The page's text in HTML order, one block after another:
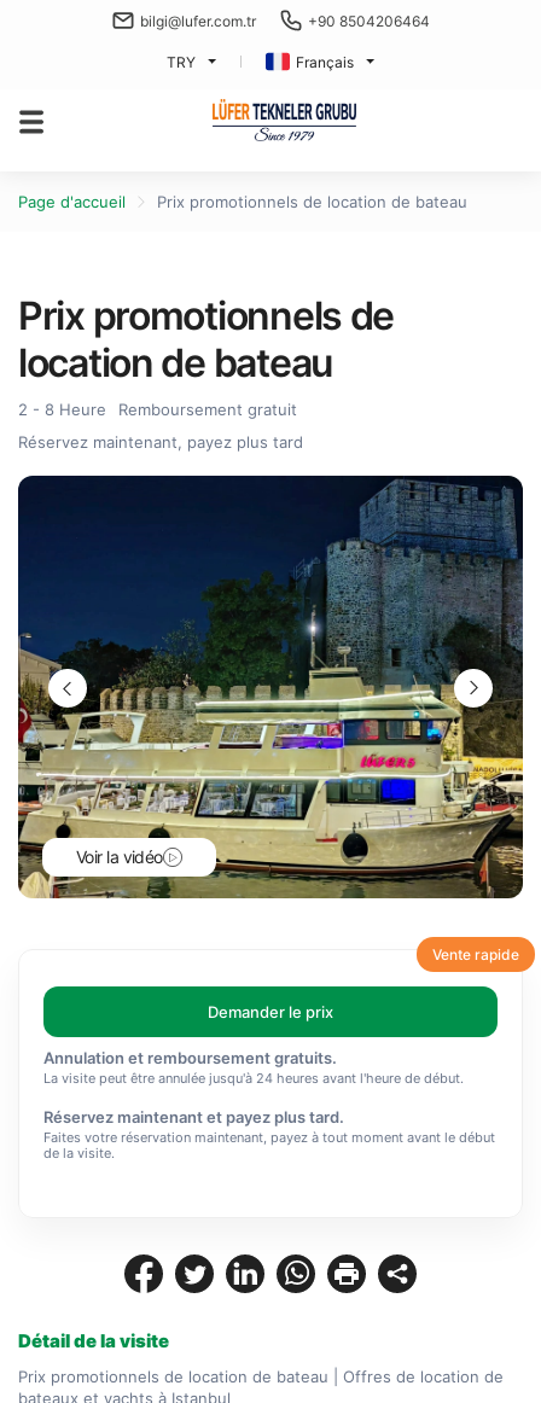
bilgi@lufer.com.tr +90 8504206464
TRY Français
Page d'accueil Prix promotionnels de location de bateau
Détail de la visite
Prix promotionnels de location de bateau | Offres de location de
bateaux et yachts à Istanbul
Prix promotionnels de
location de bateau
2 - 8 Heure
Remboursement gratuit
Réservez maintenant, payez plus tard
Voir la vidéo
Vente rapide
Demander le prix
Annulation et remboursement gratuits.
La visite peut être annulée jusqu'à 24 heures avant l'heure de début.
Réservez maintenant et payez plus tard.
Faites votre réservation maintenant, payez à tout moment avant le début
de la visite.